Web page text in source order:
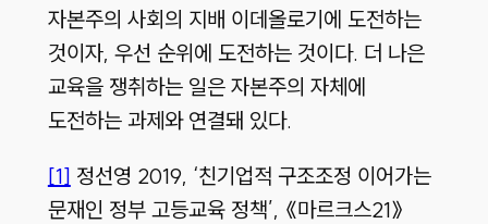
자본주의 사회의 지배 이데올로기에 도전하는
것이자, 우선 순위에 도전하는 것이다. 더 나은
교육을 쟁취하는 일은 자본주의 자체에
도전하는 과제와 연결돼 있다.
[1] 정선영 2019, ‘친기업적 구조조정 이어가는
문재인 정부 고등교육 정책’, 《마르크스21》